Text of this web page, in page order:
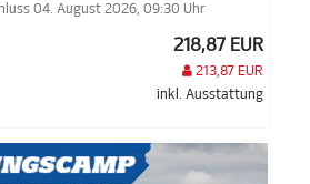
04. August 2026, 09:30 Uhr
218,87 EUR
213,87 EUR
inkl. Ausstattung